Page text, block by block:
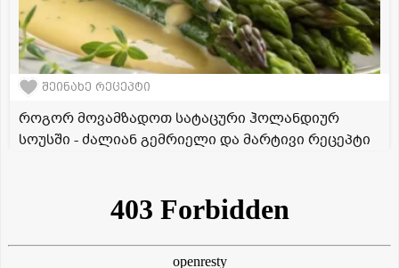
შეინახე რეცეპტი
როგორ მოვამზადოთ სატაცური ჰოლანდიურ
სოუსში - ძალიან გემრიელი და მარტივი რეცეპტი